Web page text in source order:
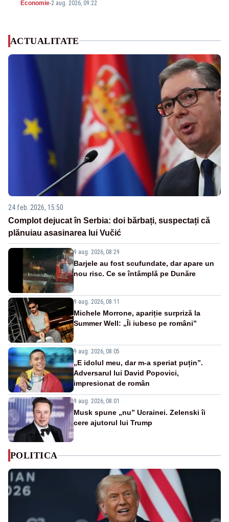
Economie-2 aug. 2026, 09:22
ACTUALITATE
24 feb. 2026, 15:50
Complot dejucat în Serbia: doi bărbați, suspectați că
plănuiau asasinarea lui Vučić
9 aug. 2026, 08:29
Barjele au fost scufundate, dar apare un
nou risc. Ce se întâmplă pe Dunăre
9 aug. 2026, 08:11
Michele Morrone, apariție surpriză la
Summer Well: „Îi iubesc pe români”
9 aug. 2026, 08:05
„E idolul meu, dar m-a speriat puțin”.
Adversarul lui David Popovici,
impresionat de român
9 aug. 2026, 08:01
Musk spune „nu” Ucrainei. Zelenski îi
cere ajutorul lui Trump
POLITICA